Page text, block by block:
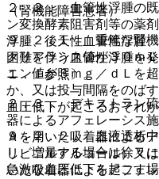
（腎機能障害患者）
９．２．１． 重篤な腎
クリアランス値が３０ｍ
ニン値が３ｍｇ／ｄＬを
か、又は投与間隔をのば
血圧低下が起こるおそれ
９．２．２． 血液透析
し、増量する場合は徐々
急激な血圧低下を起こす
２．２． 血管性浮腫の
ン変換酵素阻害剤等の薬
浮腫、後天性血管性浮腫
困難を伴う血管性浮腫を
１．１参照〕。
２．３． デキストラン
器によるアフェレーシス
Ａを用いた吸着器による
リビニルアルコール）又
いた吸着器によるアフェ